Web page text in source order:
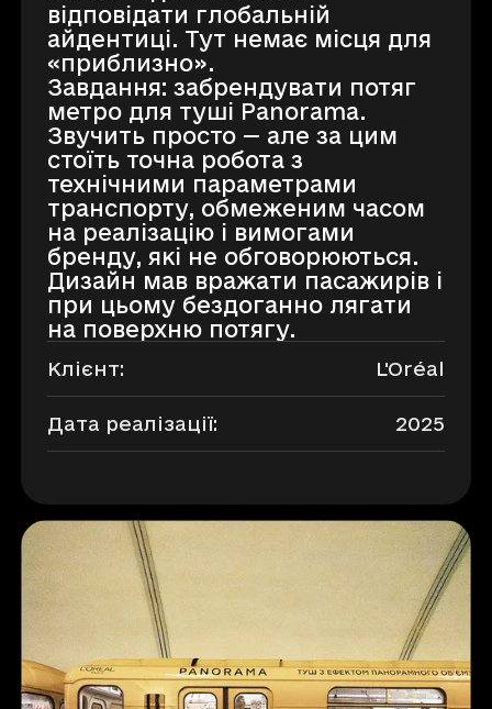
відповідати глобальній
айдентиці. Тут немає місця для
«приблизно».
Завдання: забрендувати потяг
метро для туші Panorama.
Звучить просто — але за цим
стоїть точна робота з
технічними параметрами
транспорту, обмеженим часом
на реалізацію і вимогами
бренду, які не обговорюються.
Дизайн мав вражати пасажирів і
при цьому бездоганно лягати
на поверхню потягу.
Клієнт: L'Oréal
Дата реалізації: 2025